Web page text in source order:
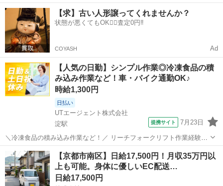
の方、大歓迎です。当社ドライバーの7割以上が未経験からのスタート
でした。 ━━━━━━━━━━━━━━ ★収入がゼロの期間はありま
せん ━━━━━━...
京都 京都市 十条駅 ドライバー 一人
【求】古い人形譲ってくれませんか？
状態が悪くてもOK🙆‍♀️査定0円‼️
COYASH Ad
【人気の日勤】シンプル作業◎冷凍食品の積
み込み作業など！車・バイク通勤OK♪
時給1,300円
日払い
UTエージェント株式会社
淀駅
提携サイト 7月23日
＼冷凍食品の積み込み作業など！／ リーチフォークリフト作業経験が
活かせます！ 普段見慣れている冷凍食品を取り扱うのでやりがいがあ
ります♪ ＜仕事内容＞ ◆冷凍食品等のパレット運搬 ◆製品のピッキン
グ ◆製品の積み込み ...
京都 久世郡 淀駅 ドライバー
【京都市南区】日給17,500円！月収35万円以
上も可能。身体に優しいEC配送…
日給17,500円